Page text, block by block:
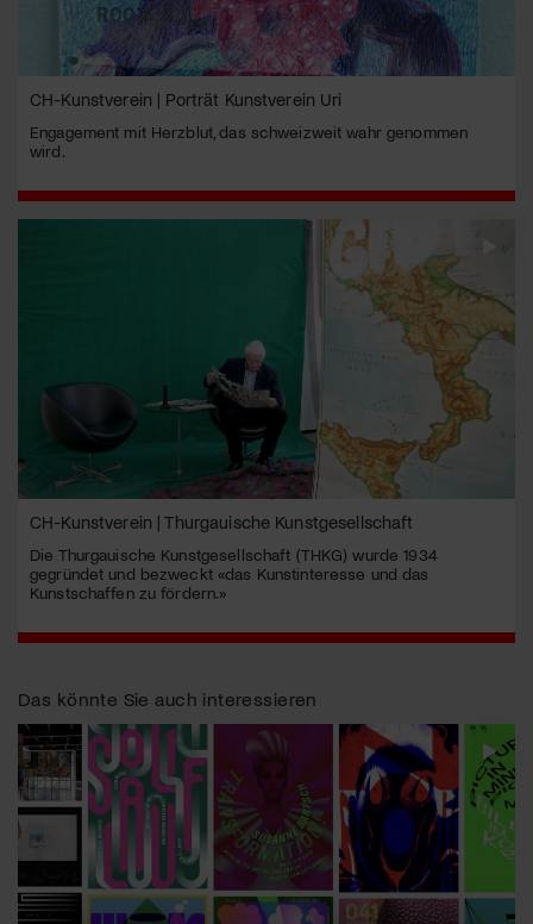
CH-Kunstverein | Porträt Kunstverein Uri
Engagement mit Herzblut, das schweizweit wahr genommen
wird.
CH-Kunstverein | Thurgauische Kunstgesellschaft
Die Thurgauische Kunstgesellschaft (THKG) wurde 1934
gegründet und bezweckt «das Kunstinteresse und das
Kunstschaffen zu fördern.»
Das könnte Sie auch interessieren